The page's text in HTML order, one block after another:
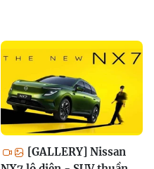
[GALLERY] Nissan